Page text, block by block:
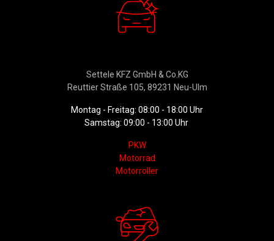
Settele KFZ GmbH & Co.KG
Reuttier Straße 105, 89231 Neu-Ulm
Montag - Freitag: 08:00 - 18:00 Uhr
Samstag: 09:00 - 13:00 Uhr
PKW
Motorrad
Motorroller